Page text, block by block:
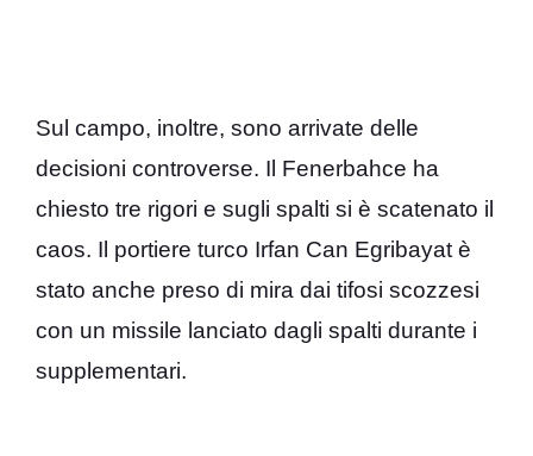
Sul campo, inoltre, sono arrivate delle
decisioni controverse. Il Fenerbahce ha
chiesto tre rigori e sugli spalti si è scatenato il
caos. Il portiere turco Irfan Can Egribayat è
stato anche preso di mira dai tifosi scozzesi
con un missile lanciato dagli spalti durante i
supplementari.